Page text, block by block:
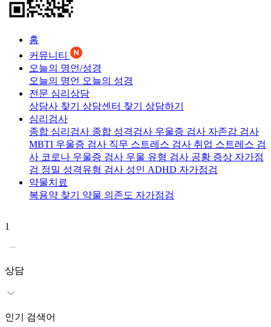
홈
커뮤니티
오늘의 명언/성경
오늘의 명언 오늘의 성경
전문 심리상담
상담사 찾기 상담센터 찾기 상담하기
심리검사
종합 심리검사 종합 성격검사 우울증 검사 자존감 검사
MBTI 우울증 검사 직무 스트레스 검사 취업 스트레스 검
사 코로나 우울증 검사 우울 유형 검사 공황 증상 자가점
검 정밀 성격유형 검사 성인 ADHD 자가점검
약물치료
복용약 찾기 약물 의존도 자가점검
1
상담
인기 검색어